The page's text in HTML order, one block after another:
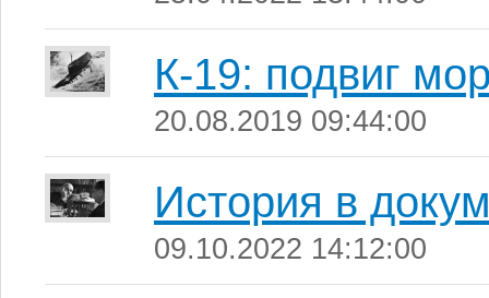
К-19: подвиг
20.08.2019 09:44:00
История в
09.10.2022 14:12:00